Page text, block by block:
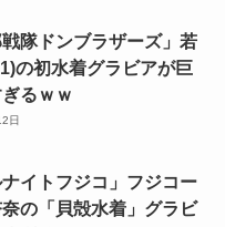
戦隊ドンブラザーズ」若
の初水着グラビアが巨
るｗｗ
日
ナイトフジコ」フジコー
の「貝殻水着」グラビ